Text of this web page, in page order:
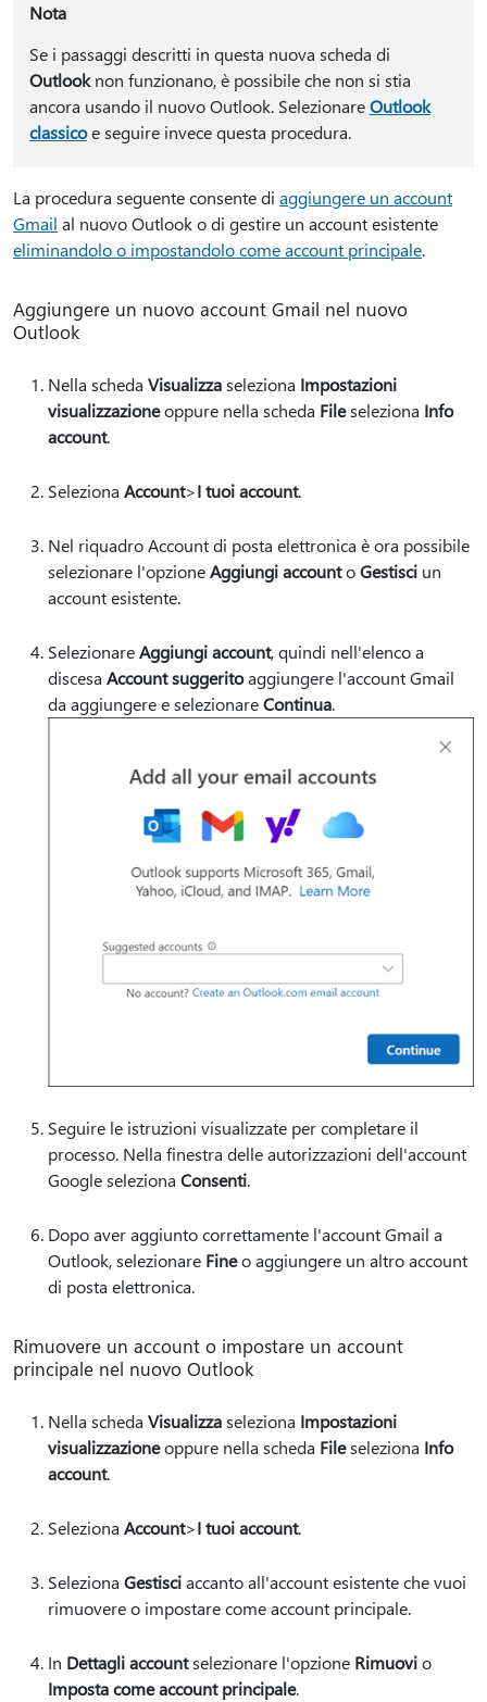
Nota
Se i passaggi descritti in questa nuova scheda di
Outlooknon funzionano, è possibile che non si stia
ancora usando il nuovo Outlook. SelezionareOutlook
classicoe seguire invece questa procedura.
La procedura seguente consente di aggiungere un account
Gmail al nuovo Outlook o di gestire un account esistente
eliminandolo o impostandolo come account principale.
Aggiungere un nuovo account Gmail nel nuovo
Outlook
Nella scheda Visualizzaseleziona Impostazioni
visualizzazioneoppure nella scheda Fileseleziona Info
account.
Seleziona Account>I tuoi account.
Nel riquadro Account di posta elettronica è ora possibile
selezionare l'opzioneAggiungi accountoGestisci un
account esistente.
SelezionareAggiungi account, quindi nell'elenco a
discesa Account suggeritoaggiungere l'account Gmail
da aggiungere e selezionareContinua.
Seguire le istruzioni visualizzate per completare il
processo. Nella finestra delle autorizzazioni dell'account
Google seleziona Consenti.
Dopo aver aggiunto correttamente l'account Gmail a
Outlook, selezionare Fineo aggiungere un altro account
di posta elettronica.
Rimuovere un account o impostare un account
principale nel nuovo Outlook
Nella scheda Visualizzaseleziona Impostazioni
visualizzazioneoppure nella scheda Fileseleziona Info
account.
Seleziona Account>I tuoi account.
Seleziona Gestisciaccanto all'account esistente che vuoi
rimuovere o impostare come account principale.
In Dettagli accountselezionare l'opzione Rimuovio
Imposta come account principale.